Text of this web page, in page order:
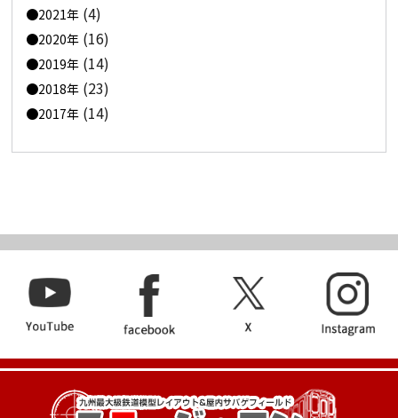
2021年 (4)
2020年 (16)
2019年 (14)
2018年 (23)
2017年 (14)